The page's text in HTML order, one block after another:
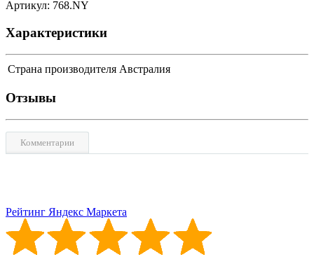
Артикул: 768.NY
Характеристики
Страна производителя Австралия
Отзывы
Комментарии
Рейтинг Яндекс Маркета